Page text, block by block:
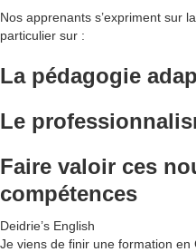
Nos apprenants s’expriment sur
particulier sur :
La pédagogie
Le
Faire valoir ces
compétences
Deidrie’s English
Je viens de finir une formation en